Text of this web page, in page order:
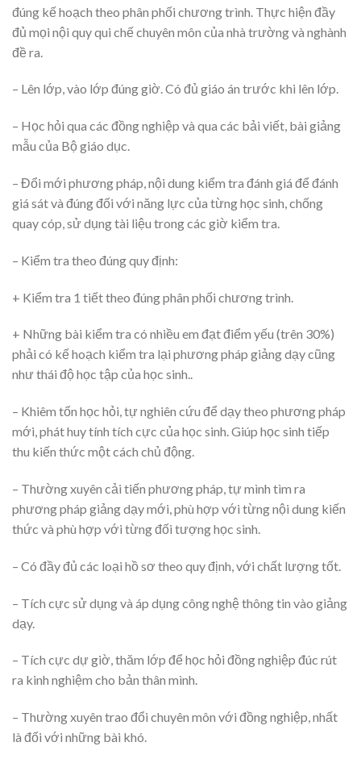
đúng kế hoạch theo phân phối chương trình. Thực hiện đầy
đủ mọi nội quy qui chế chuyên môn của nhà trường và nghành
đề ra.
– Lên lớp, vào lớp đúng giờ. Có đủ giáo án trước khi lên lớp.
– Học hỏi qua các đồng nghiệp và qua các bải viết, bài giảng
mẫu của Bộ giáo dục.
– Đổi mới phương pháp, nội dung kiểm tra đánh giá để đánh
giá sát và đúng đối với năng lực của từng học sinh, chống
quay cóp, sử dụng tài liệu trong các giờ kiểm tra.
– Kiểm tra theo đúng quy định:
+ Kiểm tra 1 tiết theo đúng phân phối chương trình.
+ Những bài kiểm tra có nhiều em đạt điểm yếu (trên 30%)
phải có kế hoạch kiểm tra lại phương pháp giảng dạy cũng
như thái độ học tập của học sinh..
– Khiêm tốn học hỏi, tự nghiên cứu để dạy theo phương pháp
mới, phát huy tính tích cực của học sinh. Giúp học sinh tiếp
thu kiến thức một cách chủ động.
– Thường xuyên cải tiến phương pháp, tự mình tìm ra
phương pháp giảng dạy mới, phù hợp với từng nội dung kiến
thức và phù hợp với từng đối tượng học sinh.
– Có đầy đủ các loại hồ sơ theo quy định, với chất lượng tốt.
– Tích cực sử dụng và áp dụng công nghệ thông tin vào giảng
dạy.
– Tích cực dự giờ, thăm lớp để học hỏi đồng nghiệp đúc rút
ra kinh nghiệm cho bản thân mình.
– Thường xuyên trao đổi chuyên môn với đồng nghiệp, nhất
là đối với những bài khó.